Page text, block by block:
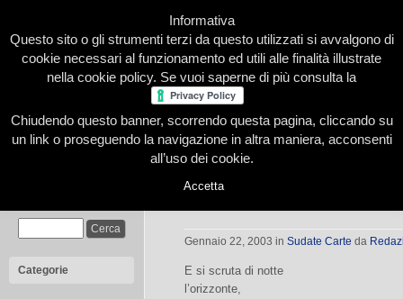
Home Presentazione Redazione Le nostre firme
Categorie
Il perpetuo canto d’Ulisse |
Gennaio 22, 2003 in Sudate Carte da
E si scruta di notte
l’orizzonte,
Informativa
Questo sito o gli strumenti terzi da questo utilizzati si avvalgono di
cookie necessari al funzionamento ed utili alle finalità illustrate
nella cookie policy. Se vuoi saperne di più consulta la
Chiudendo questo banner, scorrendo questa pagina, cliccando su
un link o proseguendo la navigazione in altra maniera, acconsenti
all’uso dei cookie.
Accetta